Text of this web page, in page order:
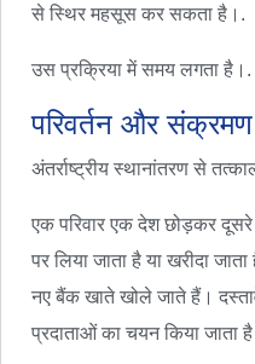
से स्थिर महसूस कर सकता है।.
उस प्रक्रिया में समय लगता है।.
परिवर्तन और
अंतर्राष्ट्रीय स्थानांतरण से
एक परिवार एक देश छोड़कर
पर लिया जाता है या खरीदा
नए बैंक खाते खोले जाते हैं।
प्रदाताओं का चयन किया जाता